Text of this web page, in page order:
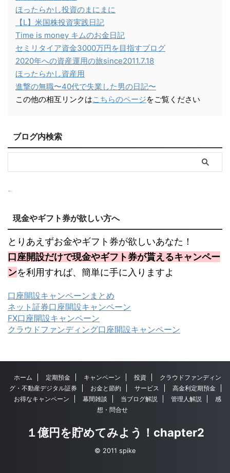
ほったらかし投資のまにまに
【L】米国株投資実践日記
Time is money キムのお金日記
セミリタイア資金3000万円を目指すブログ
2020年への資産運用の旅since2011.7.18
ほったらかし資産用
進撃の無職〜40代で失業した男の日記〜
この他の相互リンクはこちらのページをご覧ください
ブログ内検索
現金やギフト券が欲しい方へ
とりあえずお金やギフト券が欲しいあなた！
口座開設だけで現金やギフト券が貰えるキャンペー
ンを利用すれば、簡単に手に入りますよ
口座開設キャンペーンまとめ
ネット証券口座開設キャンペーン
FX口座開設キャンペーン
クラウドファンディング口座開設キャンペーン
ホーム 定期預金 キャンペーン 投資
クラウドファンディン
グ・不動産デジタル証券
お金と節約 サービス
高金利定期預金
お得なキャンペーン
幕間雑談 当ブログ解説 管理人解説
感
想・問合せ
１億円を貯めてみよう！chapter2
© 2011 spike